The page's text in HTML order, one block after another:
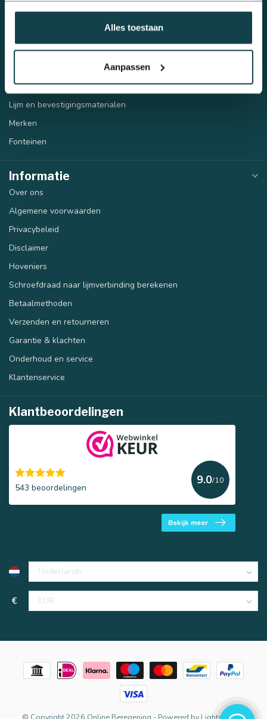
Alles toestaan
Aanpassen
40 mm
Tyleen/PE
Draadfittingen
Regenwatertank
Lijm en bevestigingsmaterialen
Merken
Fonteinen
Informatie
Over ons
Algemene voorwaarden
Privacybeleid
Disclaimer
Hoveniers
Schroefdraad naar lijmverbinding berekenen
Betaalmethoden
Verzenden en retourneren
Garantie & klachten
Onderhoud en service
Klantenservice
Klantbeoordelingen
543 beoordelingen
9.0/10
Bekijk meer
€